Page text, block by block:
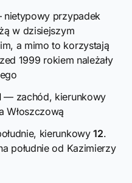
przypadek
w dzisiejszym
a mimo to korzystają
1999 rokiem należały
— zachód, kierunkowy
Włoszczową
kierunkowy12.
południe od Kazimierzy